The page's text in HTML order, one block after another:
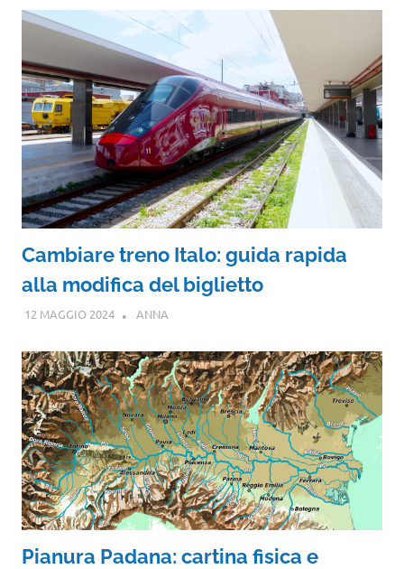
Cambiare treno Italo: guida rapida
alla modifica del biglietto
12 MAGGIO 2024 ANNA
Pianura Padana: cartina fisica e